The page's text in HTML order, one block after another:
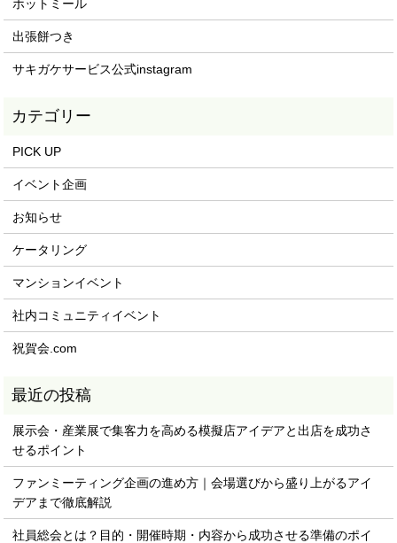
ホットミール
出張餅つき
サキガケサービス公式instagram
PICK UP
イベント企画
お知らせ
ケータリング
マンションイベント
社内コミュニティイベント
祝賀会.com
展示会・産業展で集客力を高める模擬店アイデアと出店を成功さ
せるポイント
ファンミーティング企画の進め方｜会場選びから盛り上がるアイ
デアまで徹底解説
社員総会とは？目的・開催時期・内容から成功させる準備のポイ